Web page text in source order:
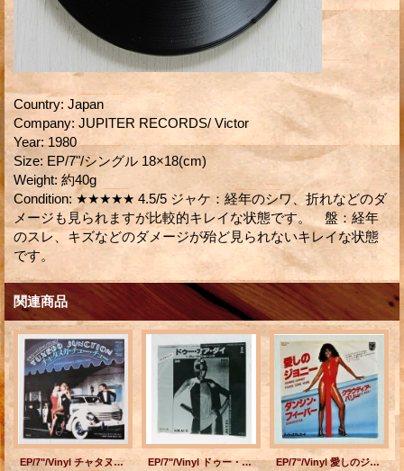
Country: Japan
Company: JUPITER RECORDS/ Victor
Year: 1980
Size: EP/7"/シングル 18×18(cm)
Weight: 約40g
Condition: ★★★★★ 4.5/5 ジャケ：経年のシワ、折れなどのダ
メージも見られますが比較的キレイな状態です。 盤：経年
のスレ、キズなどのダメージが殆ど見られないキレイな状態
です。
関連商品
EP/7"/Vinyl チャタヌガ・チュー・チュー アイ・ディドント・ノウ・アバウト・ユー タキシード・ジャンクション (1978) butterfuly records EP/7"/Vinyl ドゥー・オア・ダイ/ わかれの翼 グレイス・ジョーンズ (1978) Island EP/7"/Vinyl 愛しのジョニー/ ダンシン・フィーバー クラウディア・バリー (1978) PHILIPS